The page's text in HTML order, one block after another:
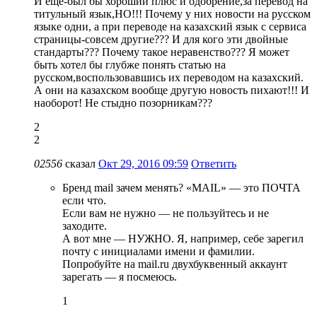
титульный язык,НО!!! Почему у них новости на русском
языке одни, а при переводе на казахский язык с сервиса
страницы-совсем другие??? И для кого эти двойные
стандарты??? Почему такое неравенство??? Я может
быть хотел бы глубже понять статью на
русском,воспользовавшись их переводом на казахский.
А они на казахском вообще другую новость пихают!!! И
наоборот! Не стыдно позорникам???
2
2
02556 сказал Окт 29, 2016 09:59 Ответить
Бренд mail зачем менять? «MAIL» — это ПОЧТА
если что.
Если вам не нужно — не пользуйтесь и не
заходите.
А вот мне — НУЖНО. Я, например, себе зарегил
почту с инициалами имени и фамилии.
Попробуйте на mail.ru двухбуквенный аккаунт
зарегать — я посмеюсь.
1